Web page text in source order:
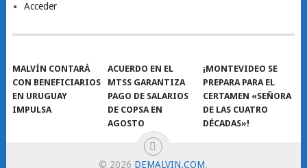
Acceder
MALVÍN CONTARÁ
CON BENEFICIARIOS
EN URUGUAY
IMPULSA
ACUERDO EN EL
MTSS GARANTIZA
PAGO DE SALARIOS
DE COPSA EN
AGOSTO
¡MONTEVIDEO SE
PREPARA PARA EL
CERTAMEN «SEÑORA
DE LAS CUATRO
DÉCADAS»!
© 2026 DEMALVIN.COM.